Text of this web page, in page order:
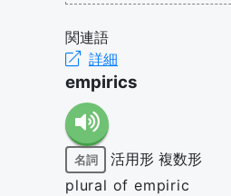
関連語
詳細
empirics
名詞 活用形 複数形
plural of empiric